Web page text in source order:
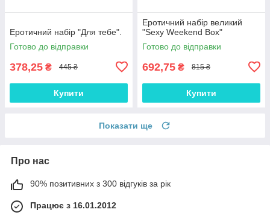
Еротичний набір "Для тебе".
Готово до відправки
378,25 ₴ 445 ₴
Купити
Еротичний набір великий
"Sexy Weekend Box"
Готово до відправки
692,75 ₴ 815 ₴
Купити
Показати ще
Про нас
90% позитивних з 300 відгуків за рік
Працює з 16.01.2012